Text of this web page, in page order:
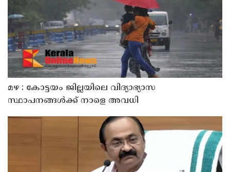
മഴ : കോട്ടയം ജില്ലയിലെ വിദ്യാഭ്യാസ
സ്ഥാപനങ്ങൾക്ക് നാളെ അവധി